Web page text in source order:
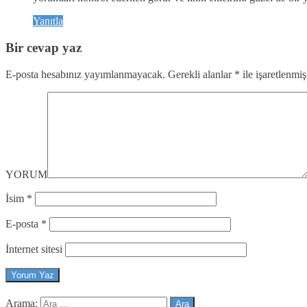
Yanıtla
Bir cevap yaz
E-posta hesabınız yayımlanmayacak. Gerekli alanlar * ile
YORUM
İsim *
E-posta *
İnternet sitesi
Arama: